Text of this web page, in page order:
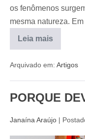
os fenômenos
mesma natureza.
Leia mais
Arquivado em: Artigos
PORQUE
Janaína Araújo |